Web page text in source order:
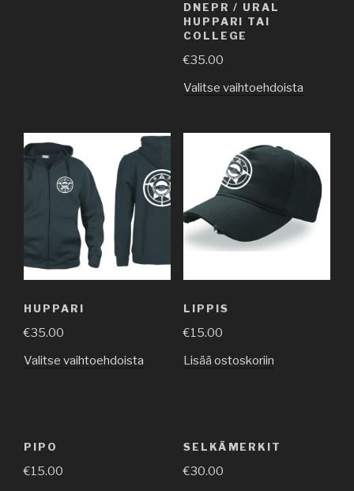
DNEPR / URAL
HUPPARI TAI
COLLEGE
€35.00
Valitse vaihtoehdoista
HUPPARI
€35.00
Valitse vaihtoehdoista
LIPPIS
€15.00
Lisää ostoskoriin
PIPO
€15.00
SELKÄMERKIT
€30.00